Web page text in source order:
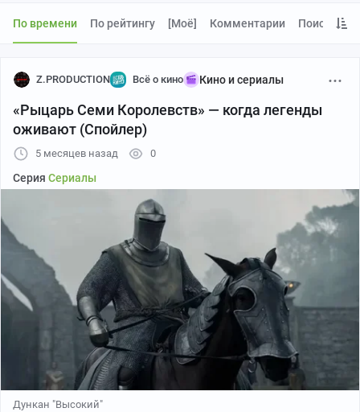
По времени По рейтингу [моё] Комментарии Поиск
Z.PRODUCTION Всё о кино Кино и сериалы
«Рыцарь Семи Королевств» — когда легенды
оживают (Спойлер)
5 месяцев назад 0
Серия Сериалы
Дункан "Высокий"